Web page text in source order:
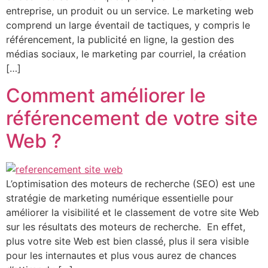
entreprise, un produit ou un service. Le marketing web
comprend un large éventail de tactiques, y compris le
référencement, la publicité en ligne, la gestion des
médias sociaux, le marketing par courriel, la création
[…]
Comment améliorer le
référencement de votre site
Web ?
L’optimisation des moteurs de recherche (SEO) est une
stratégie de marketing numérique essentielle pour
améliorer la visibilité et le classement de votre site Web
sur les résultats des moteurs de recherche. En effet,
plus votre site Web est bien classé, plus il sera visible
pour les internautes et plus vous aurez de chances